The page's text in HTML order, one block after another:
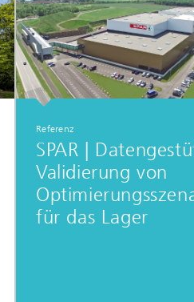
Referenz
SPAR |
Validierung von
für das Lager